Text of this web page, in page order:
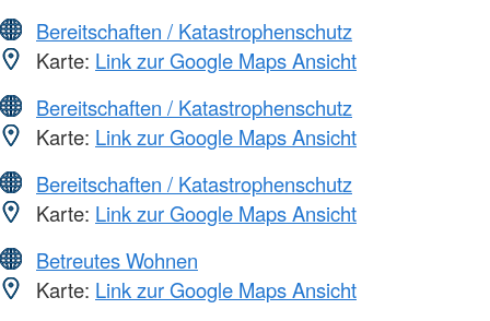
Bereitschaften / Katastrophenschutz
Karte: Link zur Google Maps Ansicht
Bereitschaften / Katastrophenschutz
Karte: Link zur Google Maps Ansicht
Bereitschaften / Katastrophenschutz
Karte: Link zur Google Maps Ansicht
Betreutes Wohnen
Karte: Link zur Google Maps Ansicht